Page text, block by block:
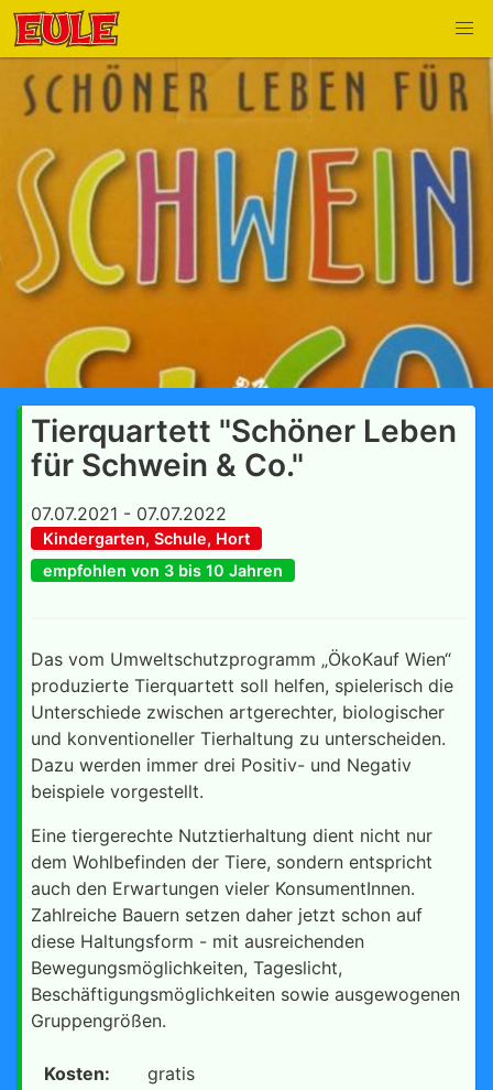
Tierquartett "Schöner Leben
für Schwein & Co."
07.07.2021 - 07.07.2022
Kindergarten, Schule, Hort
empfohlen von 3 bis 10 Jahren
Das vom Umweltschutzprogramm „ÖkoKauf Wien“
produzierte Tierquartett soll helfen, spielerisch die
Unterschiede zwischen artgerechter, biologischer
und konventioneller Tierhaltung zu unterscheiden.
Dazu werden immer drei Positiv- und Negativ
beispiele vorgestellt.
Eine tiergerechte Nutztierhaltung dient nicht nur
dem Wohlbefinden der Tiere, sondern entspricht
auch den Erwartungen vieler KonsumentInnen.
Zahlreiche Bauern setzen daher jetzt schon auf
diese Haltungsform - mit ausreichenden
Bewegungsmöglichkeiten, Tageslicht,
Beschäftigungsmöglichkeiten sowie ausgewogenen
Gruppengrößen.
Kosten: gratis